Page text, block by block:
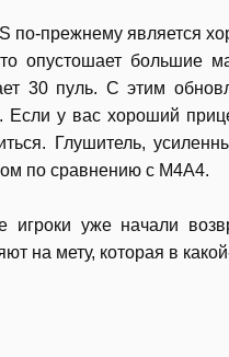
по-прежнему является
опустошает большие
30 пуль. С этим
Если у вас хороший
Глушитель,
по сравнению с M4A4.
игроки уже начали
на мету, которая в